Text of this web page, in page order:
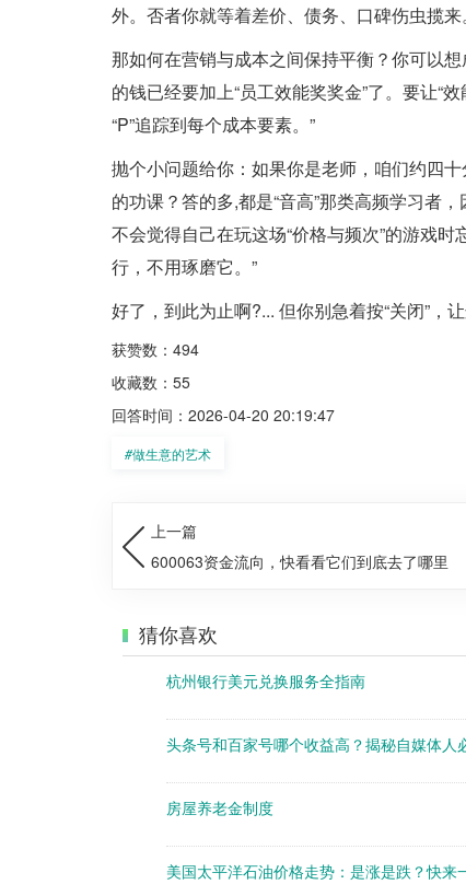
外。否者你就等着差价、债务、口碑伤虫揽来。
那如何在营销与成本之间保持平衡？你可以
的钱已经要加上“员工效能奖奖金”了。要让“
“P”追踪到每个成本要素。”
抛个小问题给你：如果你是老师，咱们约四
的功课？答的多,都是“音高”那类高频学习者
不会觉得自己在玩这场“价格与频次”的游戏
行，不用琢磨它。”
好了，到此为止啊?... 但你别急着按“关闭”，
获赞数：494
收藏数：55
回答时间：2026-04-20 20:19:47
#做生意的艺术
上一篇
600063资金流向，快看看它们到底去了哪里
猜你喜欢
杭州银行美元兑换服务全指南
头条号和百家号哪个收益高？揭秘自媒体人
房屋养老金制度
美国太平洋石油价格走势：是涨是跌？快来